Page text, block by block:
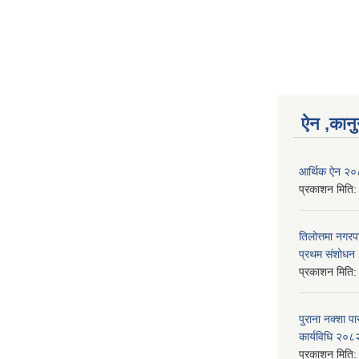
ऐन
आर्थिक ऐन
प्रकाशन मिति:
तिलोत्तमा
प्रथम
प्रकाशन मिति:
पुराना नक्शा
कार्यविधि
प्रकाशन मिति: